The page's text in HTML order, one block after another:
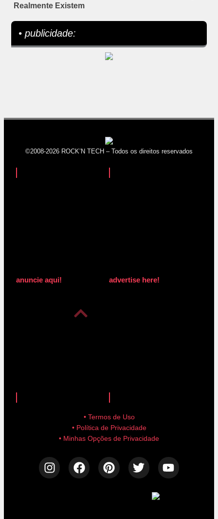
Realmente Existem
• publicidade:
©2008-2026 ROCK’N TECH – Todos os direitos reservados
anuncie aqui! advertise here!
• Termos de Uso
• Política de Privacidade
• Minhas Opções de Privacidade